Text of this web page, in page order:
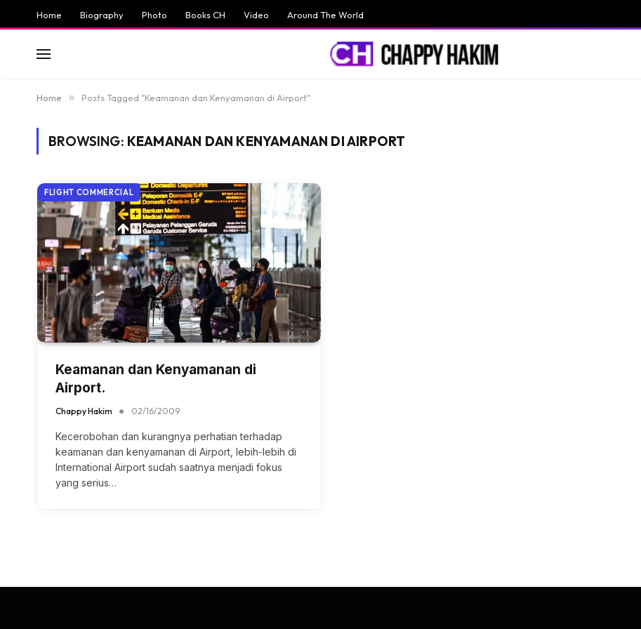
Home Biography Photo Books CH Video Around The World
Home » Posts Tagged "Keamanan dan Kenyamanan di Airport"
BROWSING: KEAMANAN DAN KENYAMANAN DI AIRPORT
FLIGHT COMMERCIAL
Keamanan dan Kenyamanan di
Airport.
Chappy Hakim 02/16/2009
Kecerobohan dan kurangnya perhatian terhadap
keamanan dan kenyamanan di Airport, lebih-lebih di
International Airport sudah saatnya menjadi fokus
yang serius…